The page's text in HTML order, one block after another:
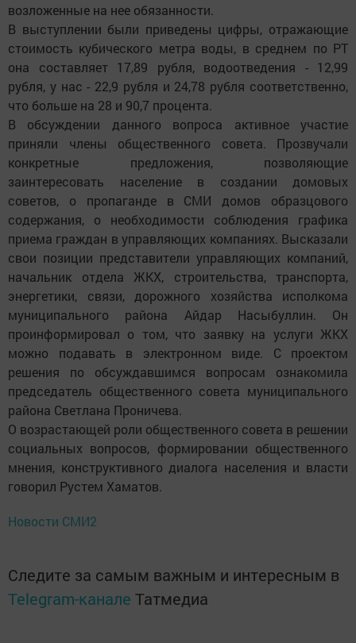
возложенные на нее обязанности.
В выступлении были приведены цифры, отражающие
стоимость кубического метра воды, в среднем по РТ
она составляет 17,89 рубля, водоотведения - 12,99
рубля, у нас - 22,9 рубля и 24,78 рубля соответственно,
что больше на 28 и 90,7 процента.
В обсуждении данного вопроса активное участие
приняли члены общественного совета. Прозвучали
конкретные предложения, позволяющие
заинтересовать население в создании домовых
советов, о пропаганде в СМИ домов образцового
содержания, о необходимости соблюдения графика
приема граждан в управляющих компаниях. Высказали
свои позиции представители управляющих компаний,
начальник отдела ЖКХ, строительства, транспорта,
энергетики, связи, дорожного хозяйства исполкома
муниципального района Айдар Насыбуллин. Он
проинформировал о том, что заявку на услуги ЖКХ
можно подавать в электронном виде. С проектом
решения по обсуждавшимся вопросам ознакомила
председатель общественного совета муниципального
района Светлана Проничева.
О возрастающей роли общественного совета в решении
социальных вопросов, формировании общест­венного
мнения, конструктивного диалога населения и власти
говорил Рустем Хаматов.
Новости СМИ2
Следите за самым важным и интересным в
Telegram-канале Татмедиа